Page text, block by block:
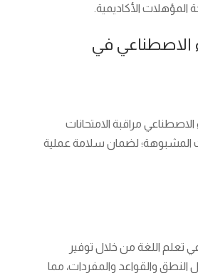
الأكاديمية.
الاصطناعي في
مراقبة الامتحانات
المشبوهة؛ لضمان سلامة عملية
تعلم اللغة من خلال توفير
والقواعد والمفردات، مما